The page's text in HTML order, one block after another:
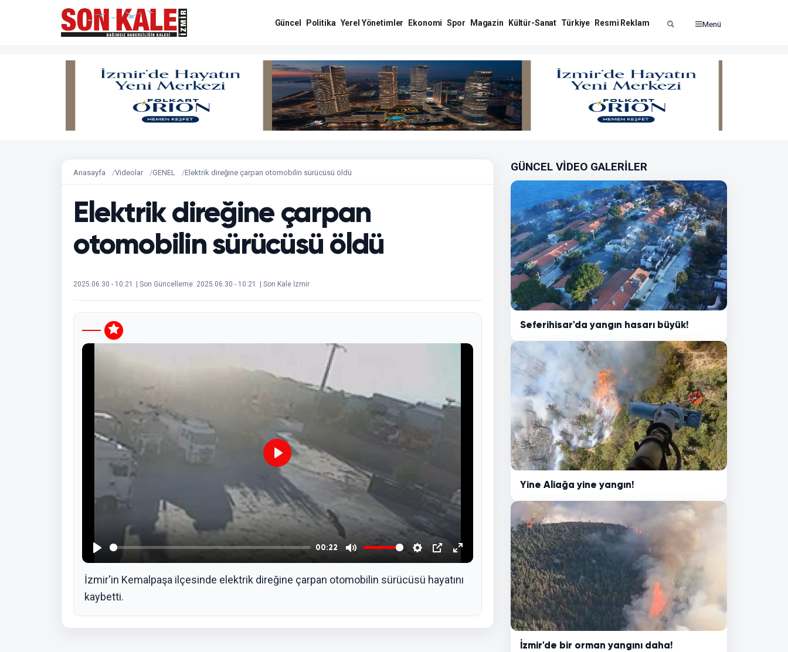
Güncel Politika Yerel Yönetimler Ekonomi Spor Magazin Kültür-Sanat Türkiye Resmi Reklam Menü
Anasayfa Videolar GENEL Elektrik direğine çarpan otomobilin sürücüsü öldü
Elektrik direğine çarpan
otomobilin sürücüsü öldü
2025.06.30 - 10:21 | Son Güncelleme: 2025.06.30 - 10:21 | Son Kale İzmir
Play
00:22
Mute Settings
PIP Enter
fullscreen
Play
İzmir'in Kemalpaşa ilçesinde elektrik direğine çarpan otomobilin sürücüsü hayatını
kaybetti.
GÜNCEL VİDEO GALERİLER
Seferihisar'da yangın hasarı büyük!
Yine Aliağa yine yangın!
İzmir'de bir orman yangını daha!